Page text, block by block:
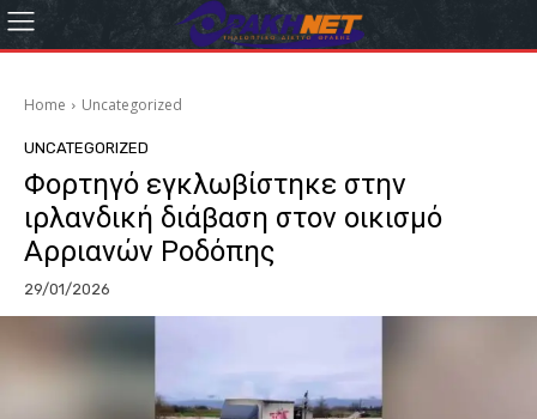
Home Uncategorized
UNCATEGORIZED
Φορτηγό εγκλωβίστηκε στην
ιρλανδική διάβαση στον οικισμό
Αρριανών Ροδόπης
29/01/2026